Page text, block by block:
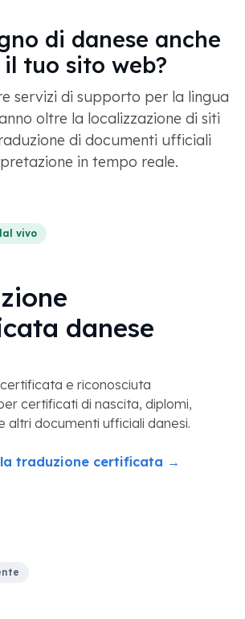
di danese anche
tuo sito web?
servizi di supporto per la lingua
oltre la localizzazione di siti
di documenti ufficiali
in tempo reale.
vivo
danese
e riconosciuta
certificati di nascita, diplomi,
altri documenti ufficiali danesi.
traduzione certificata →